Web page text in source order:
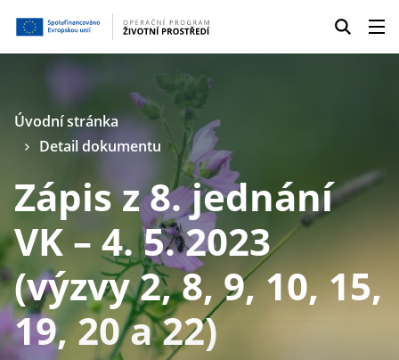
Úvodní stránka
Detail dokumentu
Zápis z 8. jednání
VK – 4. 5. 2023
(výzvy 2, 8, 9, 10, 15,
19, 20 a 22)